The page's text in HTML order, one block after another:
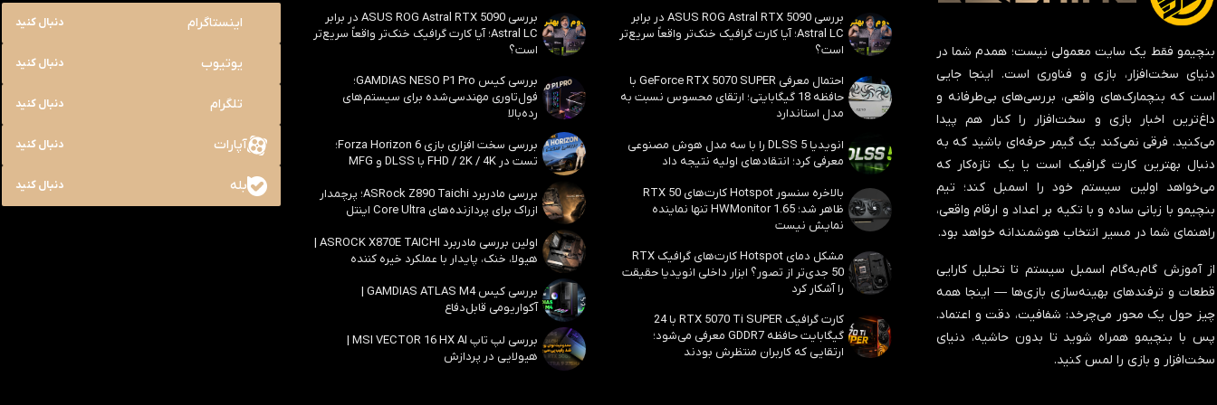
بنچیمو فقط یک سایت معمولی نیست؛ همدم شما در
دنیای سخت‌افزار، بازی و فناوری است. اینجا جایی
است که بنچمارک‌های واقعی، بررسی‌های بی‌طرفانه و
داغ‌ترین اخبار بازی و سخت‌افزار را کنار هم پیدا
می‌کنید. فرقی نمی‌کند یک گیمر حرفه‌ای باشید که به
دنبال بهترین کارت گرافیک است یا یک تازه‌کار که
می‌خواهد اولین سیستم خود را اسمبل کند؛ تیم
بنچیمو با زبانی ساده و با تکیه بر اعداد و ارقام واقعی،
راهنمای شما در مسیر انتخاب هوشمندانه خواهد بود.
از آموزش گام‌به‌گام اسمبل سیستم تا تحلیل کارایی
قطعات و ترفندهای بهینه‌سازی بازی‌ها — اینجا همه
چیز حول یک محور می‌چرخد: شفافیت، دقت و اعتماد.
پس با بنچیمو همراه شوید تا بدون حاشیه، دنیای
سخت‌افزار و بازی را لمس کنید.
بررسی ASUS ROG Astral RTX 5090 در برابر
Astral LC؛ آیا کارت گرافیک خنک‌تر واقعاً سریع‌تر
است؟
احتمال معرفی GeForce RTX 5070 SUPER با
حافظه 18 گیگابایتی؛ ارتقای محسوس نسبت به
مدل استاندارد
انویدیا DLSS 5 را با سه مدل هوش مصنوعی
معرفی کرد؛ انتقادهای اولیه نتیجه داد
بالاخره سنسور Hotspot کارت‌های RTX 50
ظاهر شد؛ HWMonitor 1.65 تنها نماینده
نمایش نیست
مشکل دمای Hotspot کارت‌های گرافیک RTX
50 جدی‌تر از تصور؟ ابزار داخلی انویدیا حقیقت
را آشکار کرد
کارت گرافیک RTX 5070 Ti SUPER با 24
گیگابایت حافظه GDDR7 معرفی می‌شود؛
ارتقایی که کاربران منتظرش بودند
بررسی ASUS ROG Astral RTX 5090 در برابر
Astral LC؛ آیا کارت گرافیک خنک‌تر واقعاً سریع‌تر
است؟
بررسی کیس GAMDIAS NESO P1 Pro؛
فول‌تاوری مهندسی‌شده برای سیستم‌های
رده‌بالا
بررسی سخت افزاری بازی Forza Horizon 6؛
تست در FHD / 2K / 4K با DLSS و MFG
بررسی مادربرد ASRock Z890 Taichi؛ پرچمدار
ازراک برای پردازنده‌های Core Ultra اینتل
اولین بررسی مادربرد ASROCK X870E TAICHI |
هیولا، خنک، پایدار با عملکرد خیره کننده
بررسی کیس GAMDIAS ATLAS M4 |
آکواریومی قابل‌دفاع
بررسی لپ تاپ MSI VECTOR 16 HX AI |
هیولایی در پردازش
اینستاگرام دنبال کنید
یوتیوب دنبال کنید
تلگرام دنبال کنید
آپارات دنبال کنید
بله دنبال کنید